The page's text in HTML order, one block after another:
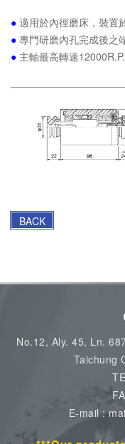
● 適用於內徑磨床，裝置
● 專門研磨內孔完成後之
● 主軸最高轉速
BACK
No.12, Aly. 45, Ln.
Taichung
E-mail :